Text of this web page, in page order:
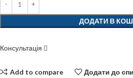
ДОДАТИ В
Консультація
Add to compare Додати до